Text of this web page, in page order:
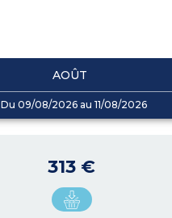
AOÛT
Du 09/08/2026 au 11/08/2026
313 €